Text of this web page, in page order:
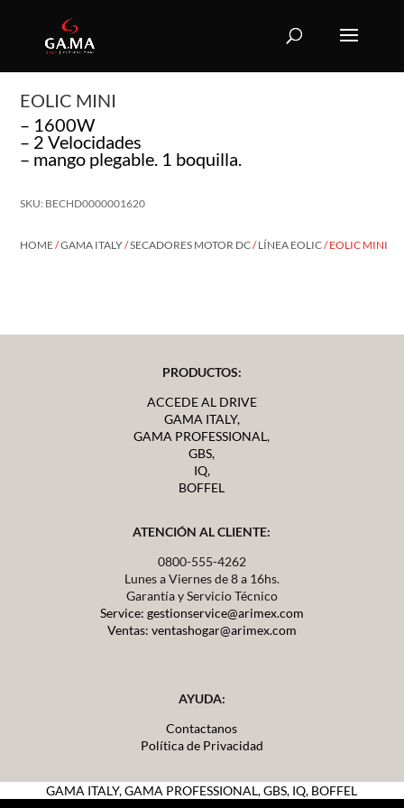
EOLIC MINI
– 1600W
– 2 Velocidades
– mango plegable. 1 boquilla.
SKU: BECHD0000001620
HOME/GAMA ITALY/SECADORES MOTOR DC/LÍNEA EOLIC/ EOLIC MINI
PRODUCTOS:
ACCEDE AL DRIVE
GAMA ITALY,
GAMA PROFESSIONAL,
GBS,
IQ,
BOFFEL
ATENCIÓN AL CLIENTE:
0800-555-4262
Lunes a Viernes de 8 a 16hs.
Garantía y Servicio Técnico
Service: gestionservice@arimex.com
Ventas: ventashogar@arimex.com
AYUDA:
Contactanos
Política de Privacidad
GAMA ITALY,GAMA PROFESSIONAL, GBS, IQ, BOFFEL